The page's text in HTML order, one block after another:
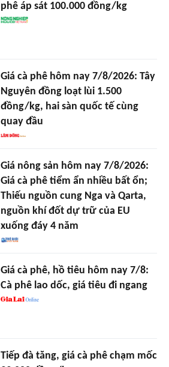
phê áp sát 100.000 đồng/kg
Giá cà phê hôm nay 7/8/2026: Tây
Nguyên đồng loạt lùi 1.500
đồng/kg, hai sàn quốc tế cùng
quay đầu
Giá nông sản hôm nay 7/8/2026:
Giá cà phê tiểm ẩn nhiều bất ổn;
Thiếu nguồn cung Nga và Qarta,
nguồn khí đốt dự trữ của EU
xuống đáy 4 năm
Giá cà phê, hồ tiêu hôm nay 7/8:
Cà phê lao dốc, giá tiêu đi ngang
Tiếp đà tăng, giá cà phê chạm mốc